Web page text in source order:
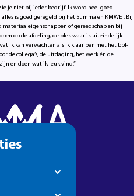
je niet bij ieder bedrijf. Ik word heel goed
is goed geregeld bij het Summa en KMWE . Bij
of gereedschap en bij
op de afdeling; de plek waar ik uiteindelijk
ik kan verwachten als ik klaar ben met het bbl-
de collega’s, de uitdaging, het werk én de
en doen wat ik leuk vind.”